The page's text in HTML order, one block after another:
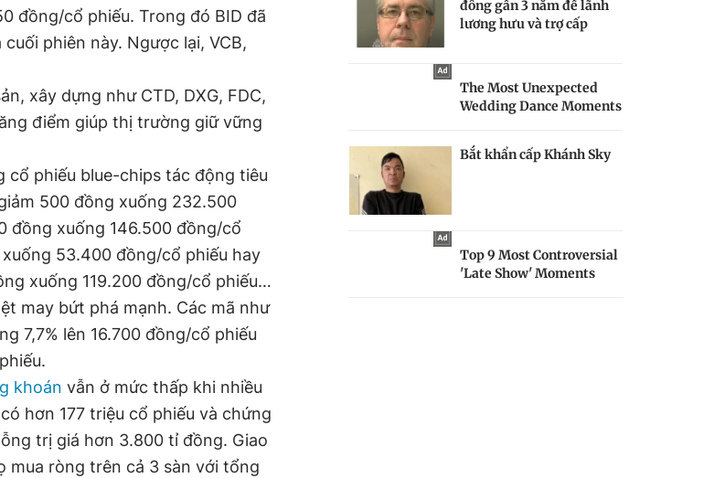
đồng/cổ phiếu. Trong đó BID đã
phiên này. Ngược lại, VCB,
xây dựng như CTD, DXG, FDC,
điểm giúp thị trường giữ vững
cổ phiếu blue-chips tác động tiêu
500 đồng xuống 232.500
đồng xuống 146.500 đồng/cổ
xuống 53.400 đồng/cổ phiếu hay
xuống 119.200 đồng/cổ phiếu…
may bứt phá mạnh. Các mã như
7,7% lên 16.700 đồng/cổ phiếu
khoán vẫn ở mức thấp khi nhiều
hơn 177 triệu cổ phiếu và chứng
trị giá hơn 3.800 tỉ đồng. Giao
mua ròng trên cả 3 sàn với tổng